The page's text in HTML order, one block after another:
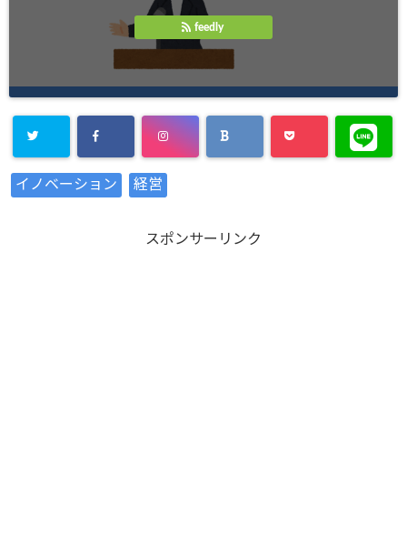
feedly
Undefined
イノベーション 経営
スポンサーリンク